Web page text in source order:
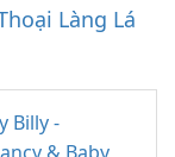
Làng Lá